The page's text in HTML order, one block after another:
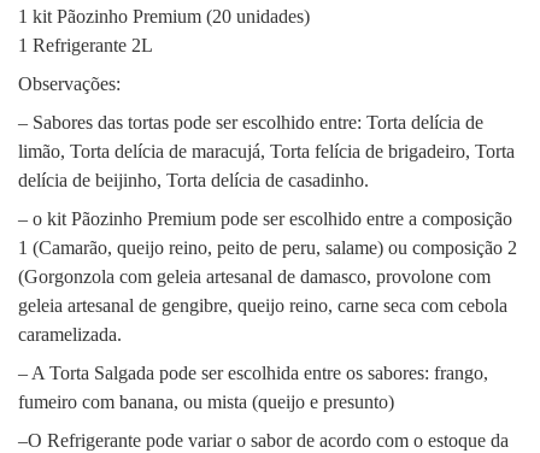
1 kit Pãozinho Premium (20 unidades)
1 Refrigerante 2L
Observações:
– Sabores das tortas pode ser escolhido entre: Torta delícia de
limão, Torta delícia de maracujá, Torta felícia de brigadeiro, Torta
delícia de beijinho, Torta delícia de casadinho.
– o kit Pãozinho Premium pode ser escolhido entre a composição
1 (Camarão, queijo reino, peito de peru, salame) ou composição 2
(Gorgonzola com geleia artesanal de damasco, provolone com
geleia artesanal de gengibre, queijo reino, carne seca com cebola
caramelizada.
– A Torta Salgada pode ser escolhida entre os sabores: frango,
fumeiro com banana, ou mista (queijo e presunto)
–O Refrigerante pode variar o sabor de acordo com o estoque da